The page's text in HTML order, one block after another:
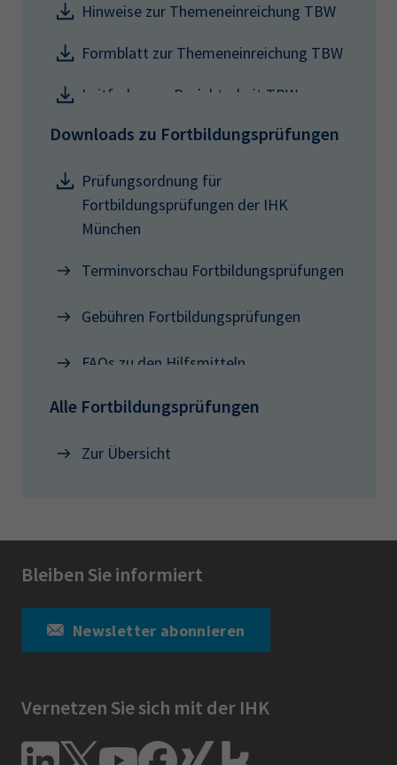
Hinweise zur Themeneinreichung TBW
Formblatt zur Themeneinreichung TBW
Leitfaden zur Projektarbeit TBW
Downloads zu Fortbildungsprüfungen
Prüfungsordnung für
Fortbildungsprüfungen der IHK
München
Terminvorschau Fortbildungsprüfungen
Gebühren Fortbildungsprüfungen
FAQs zu den Hilfsmitteln
Alle Fortbildungsprüfungen
Zur Übersicht
Bleiben Sie informiert
Newsletter abonnieren
Vernetzen Sie sich mit der IHK